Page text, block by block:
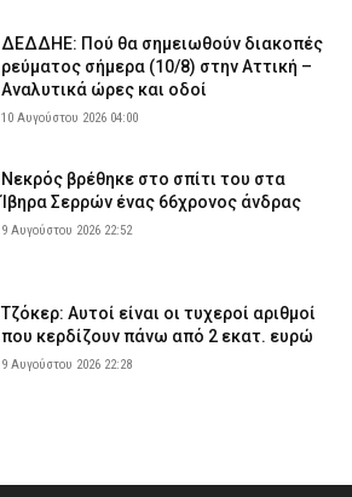
ΔΕΔΔΗΕ: Πού θα σημειωθούν διακοπές
ρεύματος σήμερα (10/8) στην Αττική –
Αναλυτικά ώρες και οδοί
10 Αυγούστου 2026 04:00
Νεκρός βρέθηκε στο σπίτι του στα
Ίβηρα Σερρών ένας 66χρονος άνδρας
9 Αυγούστου 2026 22:52
Τζόκερ: Αυτοί είναι οι τυχεροί αριθμοί
που κερδίζουν πάνω από 2 εκατ. ευρώ
9 Αυγούστου 2026 22:28